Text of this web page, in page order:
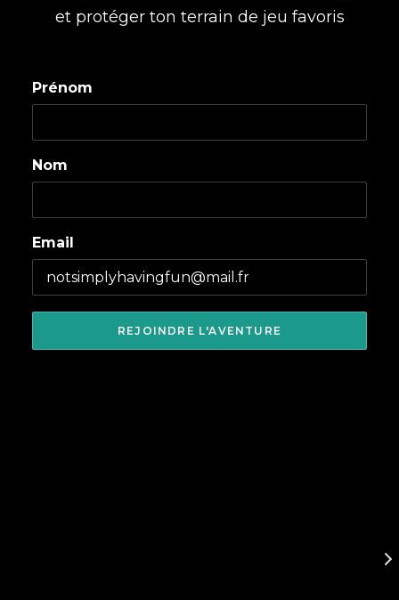
et protéger ton terrain de jeu favoris
Prénom
Nom
Email